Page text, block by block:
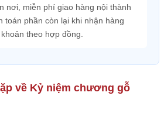
nơi, miễn phí giao hàng nội thành
toán phần còn lại khi nhận hàng
theo hợp đồng.
về Kỷ niệm chương gỗ